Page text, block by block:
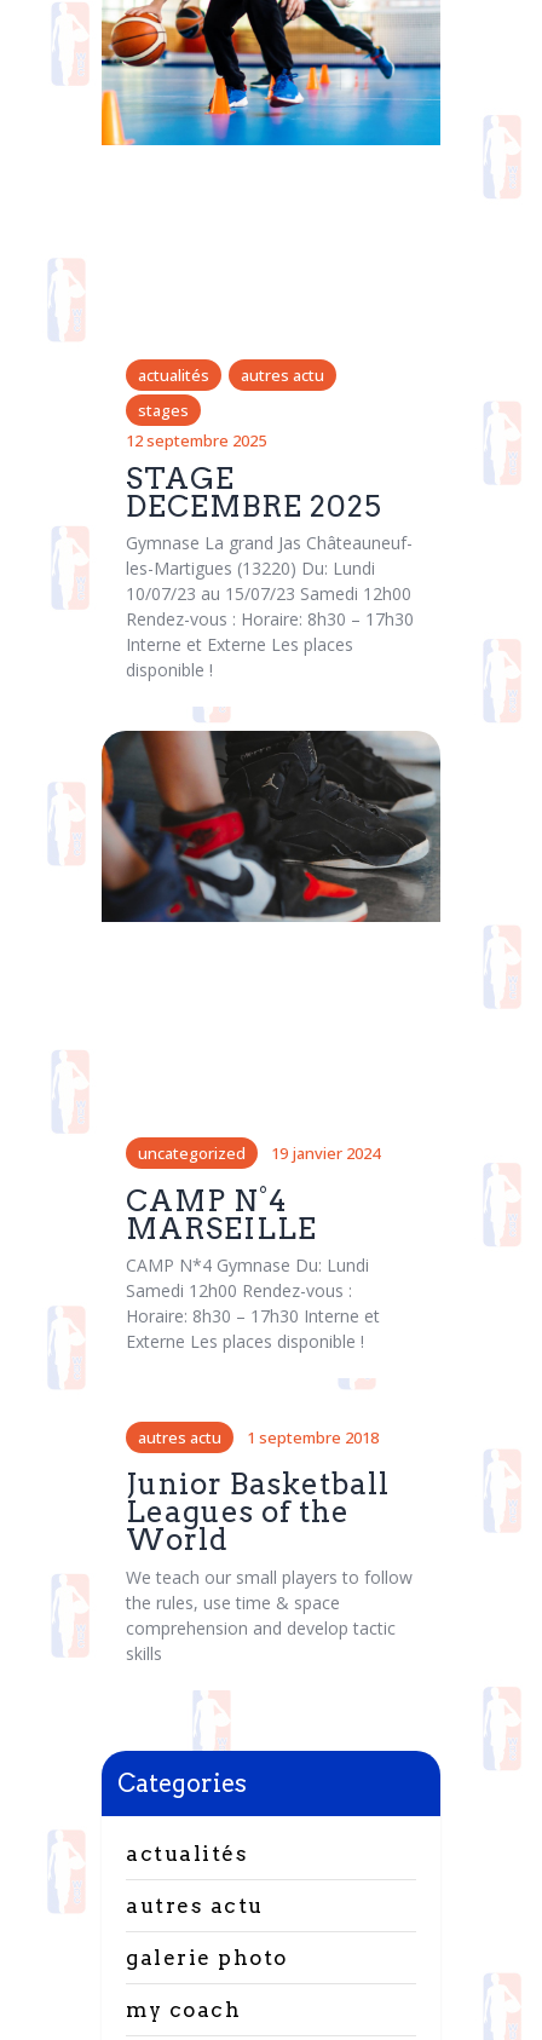
actualités
autres actu
stages
12 septembre 2025
STAGE
DECEMBRE 2025
Gymnase La grand Jas Châteauneuf-
les-Martigues (13220) Du: Lundi
10/07/23 au 15/07/23 Samedi 12h00
Rendez-vous : Horaire: 8h30 – 17h30
Interne et Externe Les places
disponible !
uncategorized 19 janvier 2024
CAMP N°4
MARSEILLE
CAMP N*4 Gymnase Du: Lundi
Samedi 12h00 Rendez-vous :
Horaire: 8h30 – 17h30 Interne et
Externe Les places disponible !
autres actu 1 septembre 2018
Junior Basketball
Leagues of the
World
We teach our small players to follow
the rules, use time & space
comprehension and develop tactic
skills
Categories
actualités
autres actu
galerie photo
my coach